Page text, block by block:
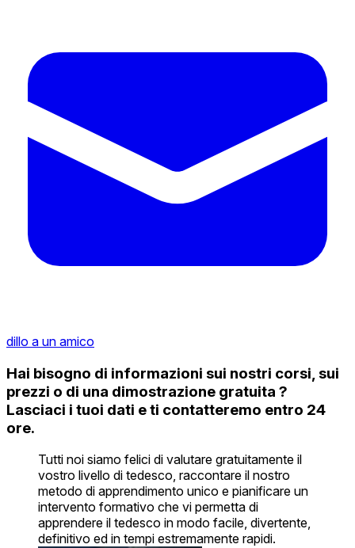
dillo a un amico
Hai bisogno di informazioni sui nostri corsi, sui
prezzi o di una dimostrazione gratuita ?
Lasciaci i tuoi dati e ti contatteremo entro 24
ore.
Tutti noi siamo felici di valutare gratuitamente il
vostro livello di tedesco, raccontare il nostro
metodo di apprendimento unico e pianificare un
intervento formativo che vi permetta di
apprendere il tedesco in modo facile, divertente,
definitivo ed in tempi estremamente rapidi.